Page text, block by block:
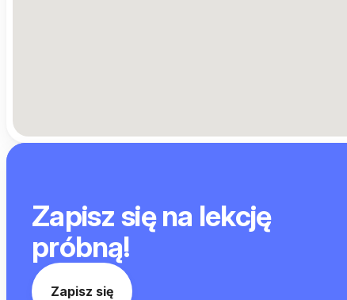
Zapisz się na lekcję
próbną!
Zapisz się